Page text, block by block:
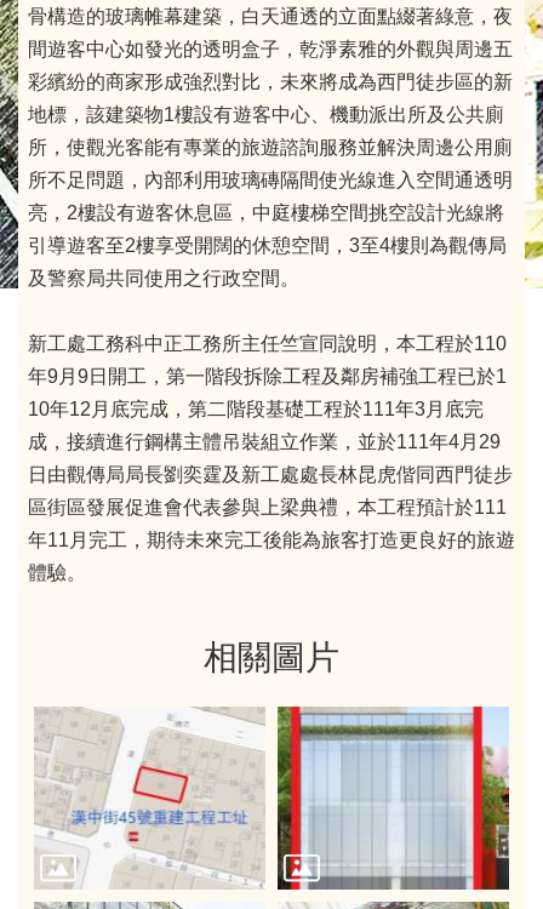
骨構造的玻璃帷幕建築，白天通透的立面點綴著綠意，夜
間遊客中心如發光的透明盒子，乾淨素雅的外觀與周邊五
彩繽紛的商家形成強烈對比，未來將成為西門徒步區的新
地標，該建築物1樓設有遊客中心、機動派出所及公共廁
所，使觀光客能有專業的旅遊諮詢服務並解決周邊公用廁
所不足問題，內部利用玻璃磚隔間使光線進入空間通透明
亮，2樓設有遊客休息區，中庭樓梯空間挑空設計光線將
引導遊客至2樓享受開闊的休憩空間，3至4樓則為觀傳局
及警察局共同使用之行政空間。
新工處工務科中正工務所主任竺宣同說明，本工程於110
年9月9日開工，第一階段拆除工程及鄰房補強工程已於1
10年12月底完成，第二階段基礎工程於111年3月底完
成，接續進行鋼構主體吊裝組立作業，並於111年4月29
日由觀傳局局長劉奕霆及新工處處長林昆虎偕同西門徒步
區街區發展促進會代表參與上梁典禮，本工程預計於111
年11月完工，期待未來完工後能為旅客打造更良好的旅遊
體驗。
相關圖片